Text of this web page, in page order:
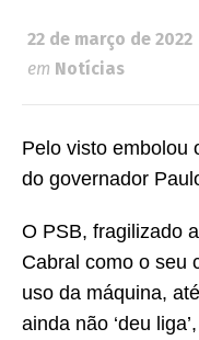
22 de março de 2022
em Notícias
Pelo visto embolou
do governador
O PSB, fragilizado
Cabral como o seu
uso da máquina,
ainda não ‘deu